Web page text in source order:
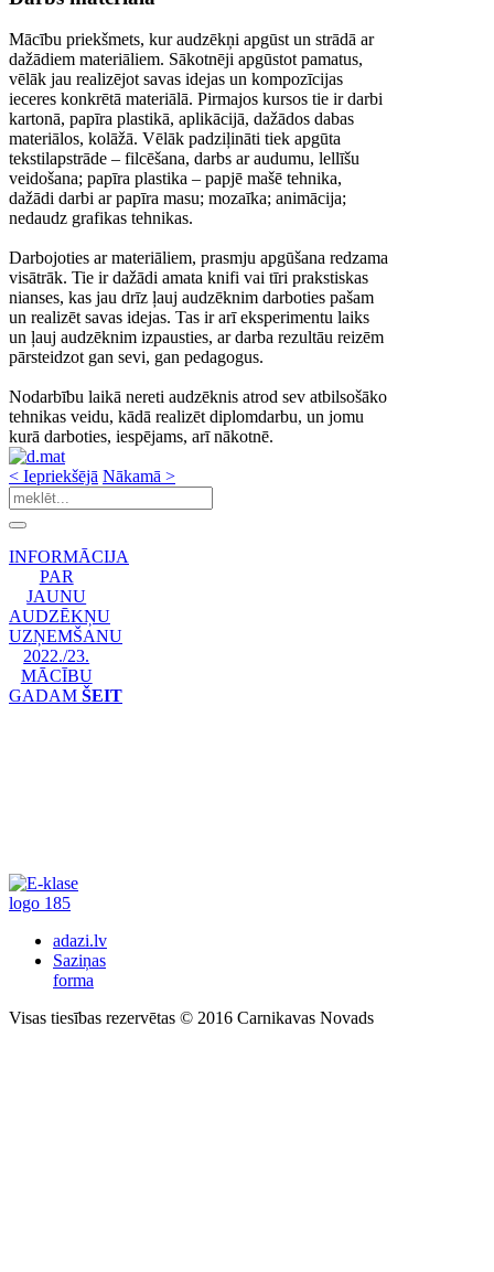
Mācību priekšmets, kur audzēkņi apgūst un strādā ar
dažādiem materiāliem. Sākotnēji apgūstot pamatus,
vēlāk jau realizējot savas idejas un kompozīcijas
ieceres konkrētā materiālā. Pirmajos kursos tie ir darbi
kartonā, papīra plastikā, aplikācijā, dažādos dabas
materiālos, kolāžā. Vēlāk padziļināti tiek apgūta
tekstilapstrāde – filcēšana, darbs ar audumu, lellīšu
veidošana; papīra plastika – papjē mašē tehnika,
dažādi darbi ar papīra masu; mozaīka; animācija;
nedaudz grafikas tehnikas.
Darbojoties ar materiāliem, prasmju apgūšana redzama
visātrāk. Tie ir dažādi amata knifi vai tīri prakstiskas
nianses, kas jau drīz ļauj audzēknim darboties pašam
un realizēt savas idejas. Tas ir arī eksperimentu laiks
un ļauj audzēknim izpausties, ar darba rezultāu reizēm
pārsteidzot gan sevi, gan pedagogus.
Nodarbību laikā nereti audzēknis atrod sev atbilsošāko
tehnikas veidu, kādā realizēt diplomdarbu, un jomu
kurā darboties, iespējams, arī nākotnē.
< Iepriekšējā Nākamā >
INFORMĀCIJA
PAR
JAUNU
AUDZĒKŅU
UZŅEMŠANU
2022./23.
MĀCĪBU
GADAM ŠEIT
adazi.lv
Saziņas
forma
Visas tiesības rezervētas © 2016 Carnikavas Novads